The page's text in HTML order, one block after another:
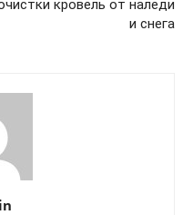
кровель от наледи
и снега